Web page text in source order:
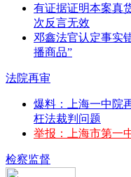
有证据证明本案真
次反言无效
邓鑫法官认定事实
播商品”
法院再审
爆料：上海一中院
枉法裁判问题
举报：上海市第一
检察监督